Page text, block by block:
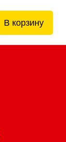
В корзину